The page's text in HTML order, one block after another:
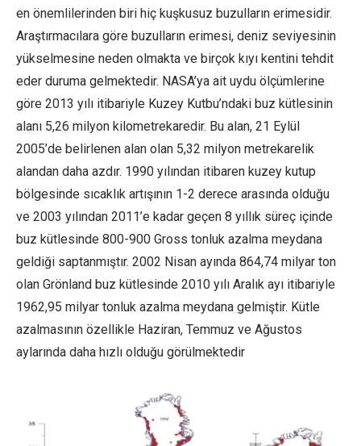
en önemlilerinden biri hiç kuşkusuz buzulların erimesidir.
Araştırmacılara göre buzulların erimesi, deniz seviyesinin
yükselmesine neden olmakta ve birçok kıyı kentini tehdit
eder duruma gelmektedir. NASA’ya ait uydu ölçümlerine
göre 2013 yılı itibariyle Kuzey Kutbu’ndaki buz kütlesinin
alanı 5,26 milyon kilometrekaredir. Bu alan, 21 Eylül
2005’de belirlenen alan olan 5,32 milyon metrekarelik
alandan daha azdır. 1990 yılından itibaren kuzey kutup
bölgesinde sıcaklık artışının 1-2 derece arasında olduğu
ve 2003 yılından 2011’e kadar geçen 8 yıllık süreç içinde
buz kütlesinde 800-900 Gross tonluk azalma meydana
geldiği saptanmıştır. 2002 Nisan ayında 864,74 milyar ton
olan Grönland buz kütlesinde 2010 yılı Aralık ayı itibariyle
1962,95 milyar tonluk azalma meydana gelmiştir. Kütle
azalmasının özellikle Haziran, Temmuz ve Ağustos
aylarında daha hızlı olduğu görülmektedir